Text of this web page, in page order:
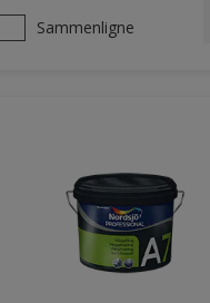
Sammenligne